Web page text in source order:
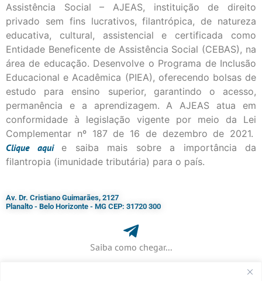
Assistência Social – AJEAS, instituição de direito
privado sem fins lucrativos, filantrópica, de natureza
educativa, cultural, assistencial e certificada como
Entidade Beneficente de Assistência Social (CEBAS), na
área de educação. Desenvolve o Programa de Inclusão
Educacional e Acadêmica (PIEA), oferecendo bolsas de
estudo para ensino superior, garantindo o acesso,
permanência e a aprendizagem. A AJEAS atua em
conformidade à legislação vigente por meio da Lei
Complementar nº 187 de 16 de dezembro de 2021.
Cliqueaqui
e saiba mais sobre a importância da
filantropia (imunidade tributária) para o país.
Av. Dr. Cristiano Guimarães, 2127
Planalto - Belo Horizonte - MG CEP: 31720 300
Saiba como chegar...